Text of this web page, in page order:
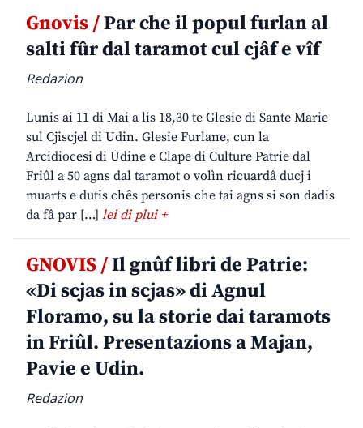
Gnovis /Par che il popul furlan al
salti fûr dal taramot cul cjâf e vîf
Redazion
Lunis ai 11 di Mai a lis 18,30 te Glesie di Sante Marie
sul Cjiscjel di Udin. Glesie Furlane, cun la
Arcidiocesi di Udine e Clape di Culture Patrie dal
Friûl a 50 agns dal taramot o volìn ricuardâ ducj i
muarts e dutis chês personis che tai agns si son dadis
da fâ par […] lei di plui +
GNOVIS /Il gnûf libri de Patrie:
«Di scjas in scjas» di Agnul
Floramo, su la storie dai taramots
in Friûl. Presentazions a Majan,
Pavie e Udin.
Redazion